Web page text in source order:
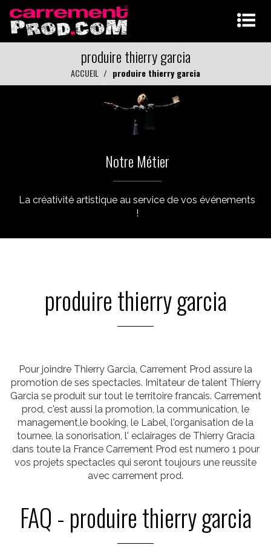
produire thierry garcia
ACCUEIL produire thierry garcia
Notre Métier
La créativité artistique au service de vos événements
!
produire thierry garcia
Pour joindre Thierry Garcia, Carrement Prod assure la
promotion de ses spectacles. Imitateur de talent Thierry
Garcia se produit sur tout le territoire francais. Carrement
prod, c'est aussi la promotion, la communication, le
management,le booking, le Label, l'organisation de la
tournee, la sonorisation, l' eclairages de Thierry Gracia
dans toute la France Carrement Prod est numero 1 pour
vos projets spectacles qui seront toujours une reussite
avec carrement prod.
FAQ - produire thierry garcia